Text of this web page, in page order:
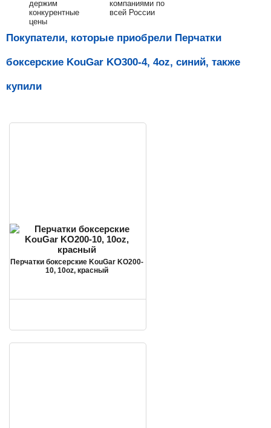
держим
конкурентные
цены
компаниями по
всей России
Покупатели, которые приобрели Перчатки
боксерские KouGar KO300-4, 4oz, синий, также
купили
Перчатки боксерские KouGar KO200-
10, 10oz, красный